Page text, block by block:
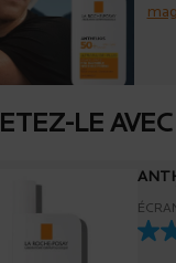
LE AVEC
DE